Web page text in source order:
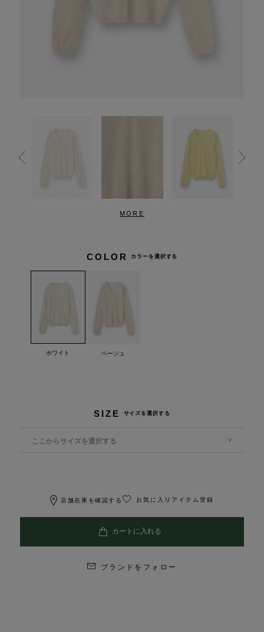
MORE
COLOR カラーを選択する
ホワイト ベージュ
SIZE サイズを選択する
ここからサイズを選択する
店舗在庫を確認する お気に入りアイテム登録
ブランドをフォロー